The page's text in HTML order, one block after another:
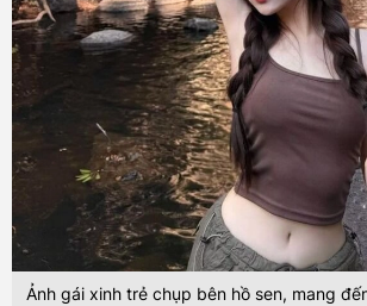
Ảnh gái xinh trẻ chụp bên hồ sen, mang